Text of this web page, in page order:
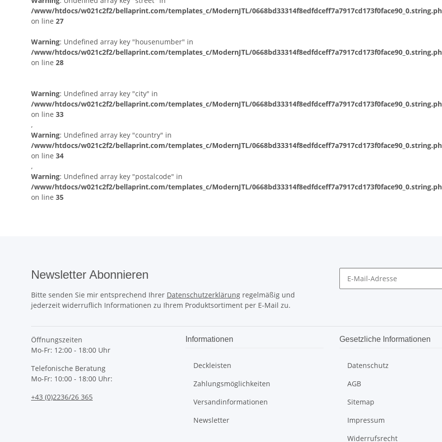
/www/htdocs/w021c2f2/bellaprint.com/templates_c/ModernJTL/
on line 27
Warning: Undefined array key "housenumber" in
/www/htdocs/w021c2f2/bellaprint.com/templates_c/ModernJTL/
on line 28
Warning: Undefined array key "city" in
/www/htdocs/w021c2f2/bellaprint.com/templates_c/ModernJTL/
on line 33
,
Warning: Undefined array key "country" in
/www/htdocs/w021c2f2/bellaprint.com/templates_c/ModernJTL/
on line 34
,
Warning: Undefined array key "postalcode" in
/www/htdocs/w021c2f2/bellaprint.com/templates_c/ModernJTL/
on line 35
Newsletter Abonnieren
Bitte senden Sie mir entsprechend Ihrer Datenschutzerklärung regelmäßig und
jederzeit widerruflich Informationen zu Ihrem Produktsortiment per E-Mail zu.
Öffnungszeiten
Mo-Fr: 12:00 - 18:00 Uhr
Telefonische Beratung
Mo-Fr: 10:00 - 18:00 Uhr:
+43 (0)2236/26 365
Informationen
Deckleisten
Zahlungsmöglichkeiten
Versandinformationen
Newsletter
Gesetzliche Informationen
Datenschutz
AGB
Sitemap
Impressum
Widerrufsrecht